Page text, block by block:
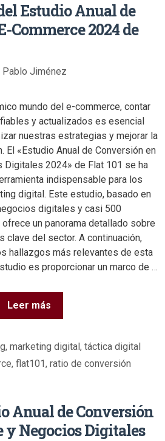
Estudio Anual de
Commerce 2024 de
Pablo Jiménez
mundo del e-commerce, contar
y actualizados es esencial
nuestras estrategias y mejorar la
El «Estudio Anual de Conversión en
Digitales 2024» de Flat 101 se ha
indispensable para los
digital. Este estudio, basado en
digitales y casi 500
un panorama detallado sobre
clave del sector. A continuación,
hallazgos más relevantes de esta
es proporcionar un marco de …
Leer más
, marketing digital, táctica digital
, flat101, ratio de conversión
Anual de Conversión
y Negocios Digitales